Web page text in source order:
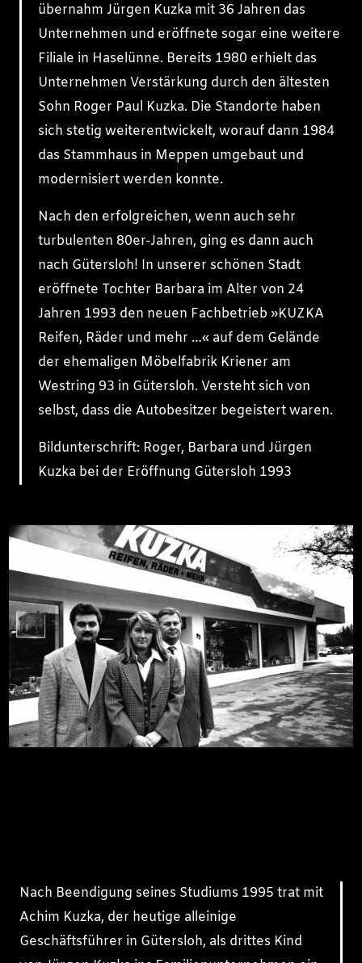
übernahm Jürgen Kuzka mit 36 Jahren das
Unternehmen und eröffnete sogar eine weitere
Filiale in Haselünne. Bereits 1980 erhielt das
Unternehmen Verstärkung durch den ältesten
Sohn Roger Paul Kuzka. Die Standorte haben
sich stetig weiterentwickelt, worauf dann 1984
das Stammhaus in Meppen umgebaut und
modernisiert werden konnte.
Nach den erfolgreichen, wenn auch sehr
turbulenten 80er-Jahren, ging es dann auch
nach Gütersloh! In unserer schönen Stadt
eröffnete Tochter Barbara im Alter von 24
Jahren 1993 den neuen Fachbetrieb »KUZKA
Reifen, Räder und mehr …« auf dem Gelände
der ehemaligen Möbelfabrik Kriener am
Westring 93 in Gütersloh. Versteht sich von
selbst, dass die Autobesitzer begeistert waren.
Bildunterschrift: Roger, Barbara und Jürgen
Kuzka bei der Eröffnung Gütersloh 1993
Nach Beendigung seines Studiums 1995 trat mit
Achim Kuzka, der heutige alleinige
Geschäftsführer in Gütersloh, als drittes Kind